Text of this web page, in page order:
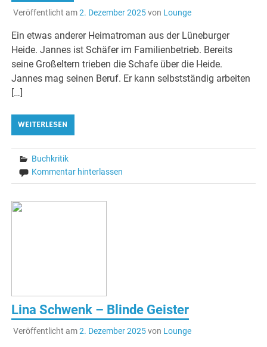
Veröffentlicht am2. Dezember 2025von Lounge
Ein etwas anderer Heimatroman aus der Lüneburger
Heide. Jannes ist Schäfer im Familienbetrieb. Bereits
seine Großeltern trieben die Schafe über die Heide.
Jannes mag seinen Beruf. Er kann selbstständig arbeiten
[…]
WEITERLESEN
Buchkritik
Kommentar hinterlassen
Lina Schwenk – Blinde Geister
Veröffentlicht am2. Dezember 2025von Lounge